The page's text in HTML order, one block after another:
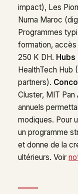
impact), Les
Numa Maroc
Programmes
formation,
250 K DH.
HealthTech Hub
partners).
Cluster, MIT Pan
annuels
modiques. Pour
un programme
et donne de la
ultérieurs. Voir